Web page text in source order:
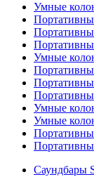
Умные
Умные
Умные
Умные
Саундбары